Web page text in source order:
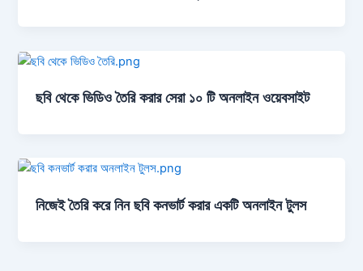
ছবি থেকে ভিডিও তৈরি করার সেরা ১০ টি অনলাইন ওয়েবসাইট
নিজেই তৈরি করে নিন ছবি কনভার্ট করার একটি অনলাইন টুলস